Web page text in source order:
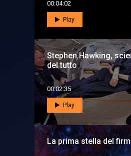
00:04:02
Play
Stephen Hawking,
del tutto
00:02:35
Play
La prima stella del